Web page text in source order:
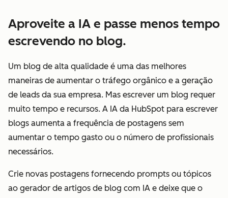
Aproveite a IA e passe menos tempo
escrevendo no blog.
Um blog de alta qualidade é uma das melhores
maneiras de aumentar o tráfego orgânico e a geração
de leads da sua empresa. Mas escrever um blog requer
muito tempo e recursos. A IA da HubSpot para escrever
blogs aumenta a frequência de postagens sem
aumentar o tempo gasto ou o número de profissionais
necessários.
Crie novas postagens fornecendo prompts ou tópicos
ao gerador de artigos de blog com IA e deixe que o